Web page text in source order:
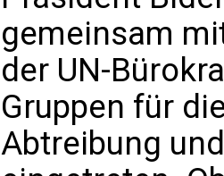
gemeinsam
der UN-
Gruppen für
Abtreibung